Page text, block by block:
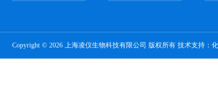
Copyright © 2026 上海凌仪生物科技有限公司 版权所有 技术支持：